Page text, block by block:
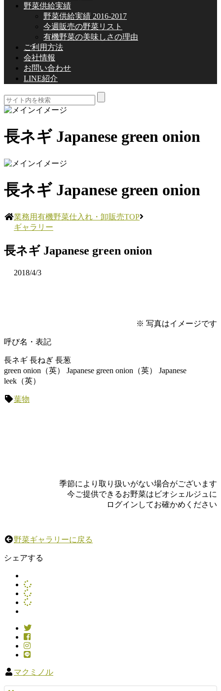
野菜供給実績
野菜供給実績 2016-2017
今週販売の野菜リスト
有機野菜の美味しさの理由
ご利用方法
会社情報
お問い合わせ
LINE紹介
長ネギ Japanese green onion
長ネギ Japanese green onion
業務用有機野菜仕入れ・卸販売TOP
ギャラリー
長ネギ Japanese green onion
2018/4/3
※ 写真はイメージです
呼び名・表記
長ネギ 長ねぎ 長葱
green onion（英） Japanese green onion（英） Japanese
leek（英）
葉物
季節により取り扱いがない場合がございます
今ご提供できるお野菜はビオシェルジュに
ログインしてお確かめください
野菜ギャラリーに戻る
シェアする
マクミノル